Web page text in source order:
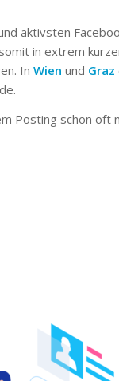
aktivsten
in extrem
InWien und Graz
Posting schon oft